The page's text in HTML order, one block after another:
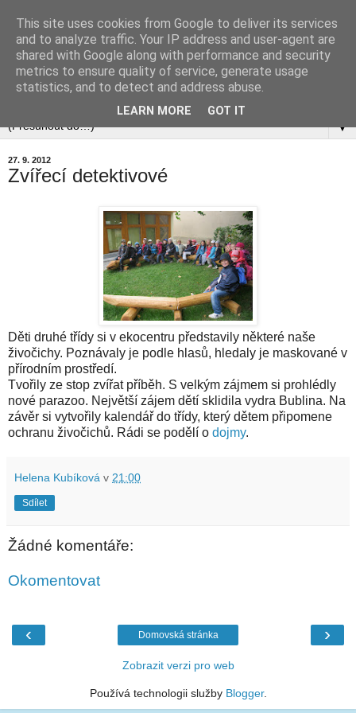
▼
27. 9. 2012
Zvířecí detektivové
Děti druhé třídy si v ekocentru představily některé naše
živočichy. Poznávaly je podle hlasů, hledaly je maskované v
přírodním prostředí.
Tvořily ze stop zvířat příběh. S velkým zájmem si prohlédly
nové parazoo. Největší zájem dětí sklidila vydra Bublina. Na
závěr si vytvořily kalendář do třídy, který dětem připomene
ochranu živočichů. Rádi se podělí o dojmy.
Helena Kubíková v 21:00
Sdílet
Žádné komentáře:
Okomentovat
‹ ›
Domovská stránka
Zobrazit verzi pro web
Používá technologii služby Blogger.
This site uses cookies from Google to deliver its services
and to analyze traffic. Your IP address and user-agent are
shared with Google along with performance and security
metrics to ensure quality of service, generate usage
statistics, and to detect and address abuse.
LEARN MORE GOT IT